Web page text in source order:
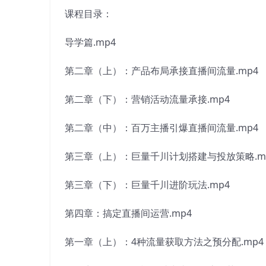
课程目录：
导学篇.mp4
第二章（上）：产品布局承接直播间流量.mp4
第二章（下）：营销活动流量承接.mp4
第二章（中）：百万主播引爆直播间流量.mp4
第三章（上）：巨量千川计划搭建与投放策略
第三章（下）：巨量千川进阶玩法.mp4
第四章：搞定直播间运营.mp4
第一章（上）：4种流量获取方法之预分配.mp4